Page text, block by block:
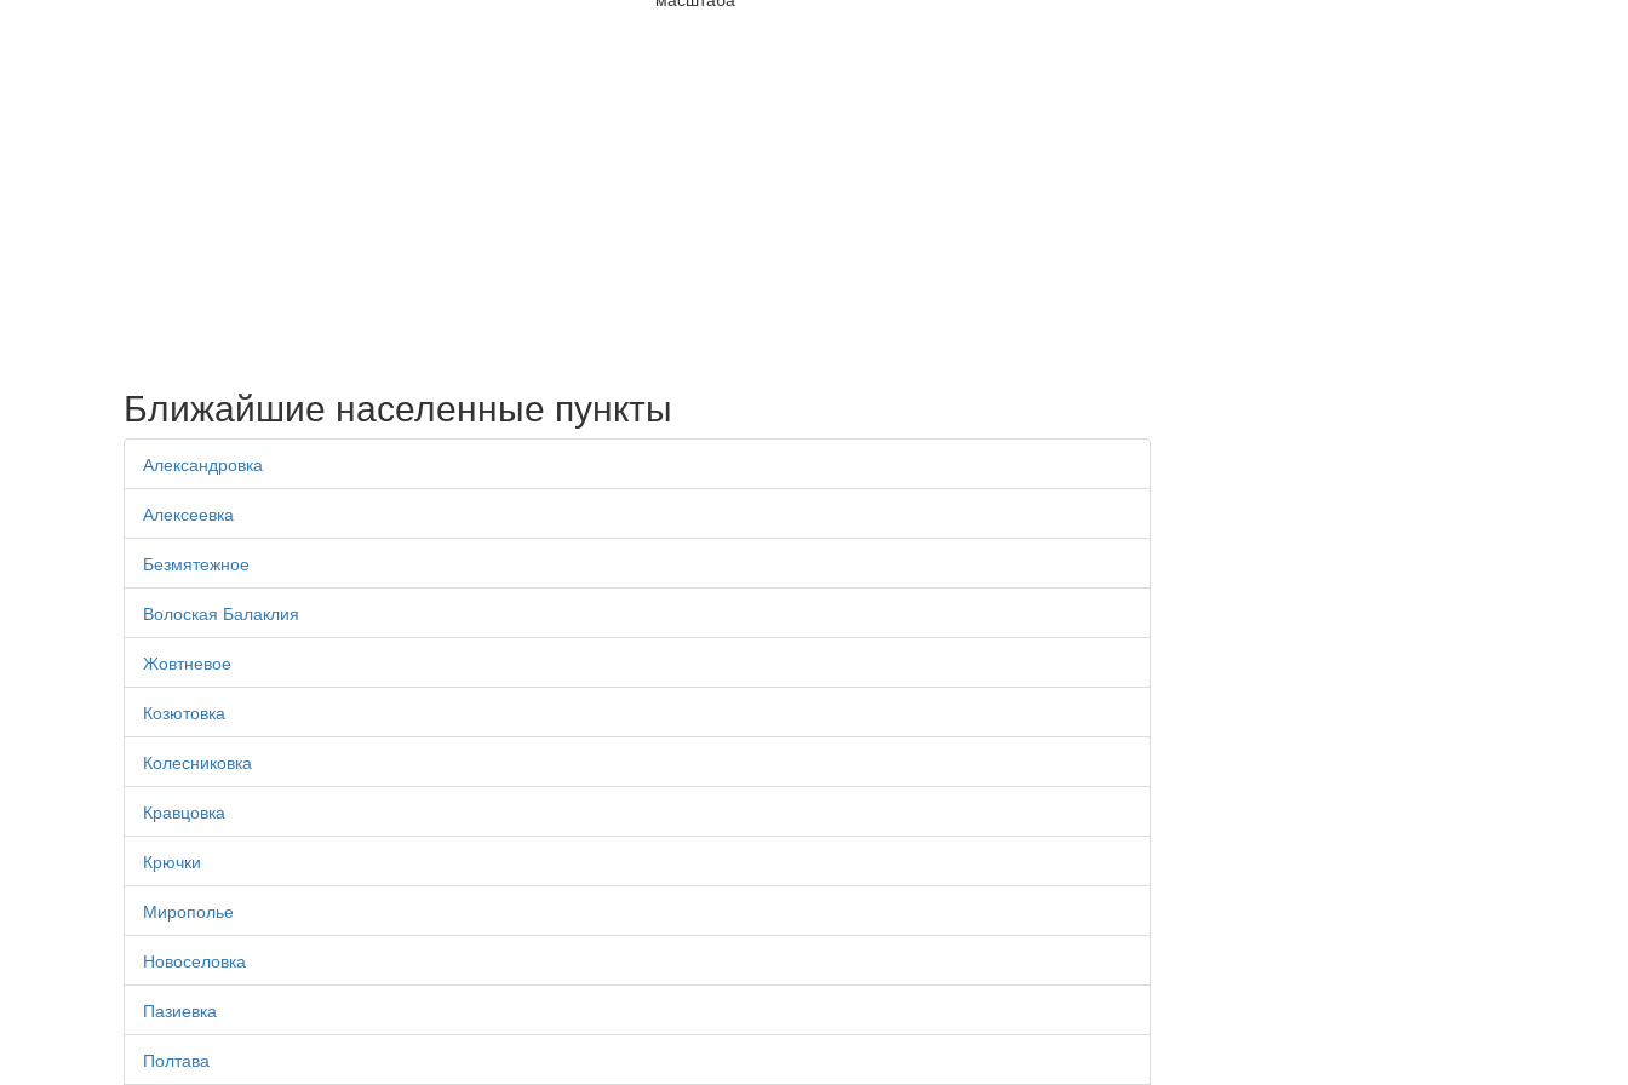
Ближайшие населенные пункты
Александровка
Алексеевка
Безмятежное
Волоская Балаклия
Жовтневое
Козютовка
Колесниковка
Кравцовка
Крючки
Мирополье
Новоселовка
Пазиевка
Полтава